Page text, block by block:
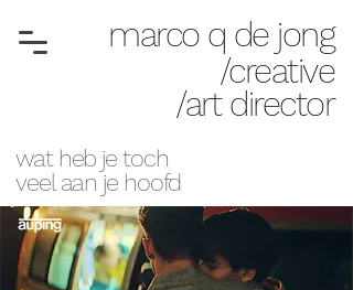
marco q de jong
/creative
/art director
wat heb je toch
veel aan je hoofd